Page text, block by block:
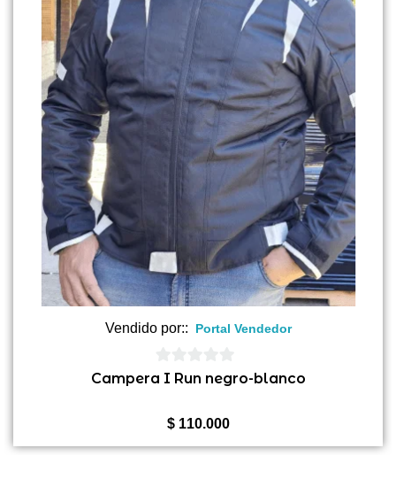
Vendido por:: Portal Vendedor
0
Campera I Run negro-blanco
$110.000